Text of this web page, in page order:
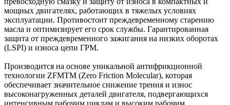
мощных двигателях, работающих в тяжелых условиях
эксплуатации. Противостоит преждевременному старению
масла и оптимизирует его срок службы. Гарантированная
защита от преждевременного зажигания на низких оборотах
(LSPI) и износа цепи ГРМ.
Производится на основе уникальной антифрикционной
технологии ZFMTM (Zero Friction Molecular), которая
обеспечивает значительное снижение трения и износ
высоконагруженных деталей двигателя, подвергающихся
интенсивным рабочим циклам и высоким рабочим